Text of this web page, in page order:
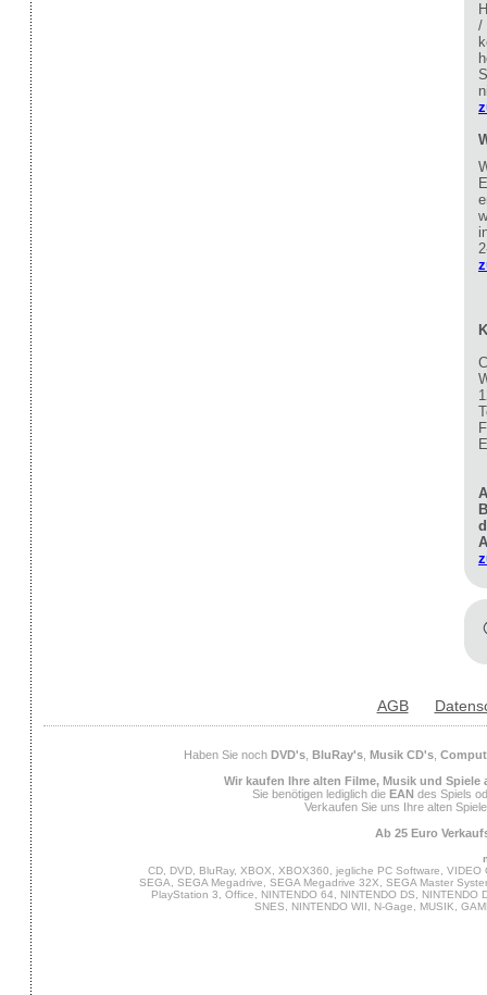
/
AGB
Haben Sie noch DVD's, BluRay's, Musik CD's,
Wir kaufen Ihre alten Filme, Musik und Spiele
Sie benötigen lediglich die EAN des Spiels
Verkaufen Sie uns Ihre alten
Ab 25 Euro
CD, DVD, BluRay, XBOX, XBOX360, jegliche PC Software,
SEGA, SEGA Megadrive, SEGA Megadrive 32X, SEGA Master
PlayStation 3, Office, NINTENDO 64, NINTENDO DS,
SNES, NINTENDO WII, N-Gage, MUSIK,